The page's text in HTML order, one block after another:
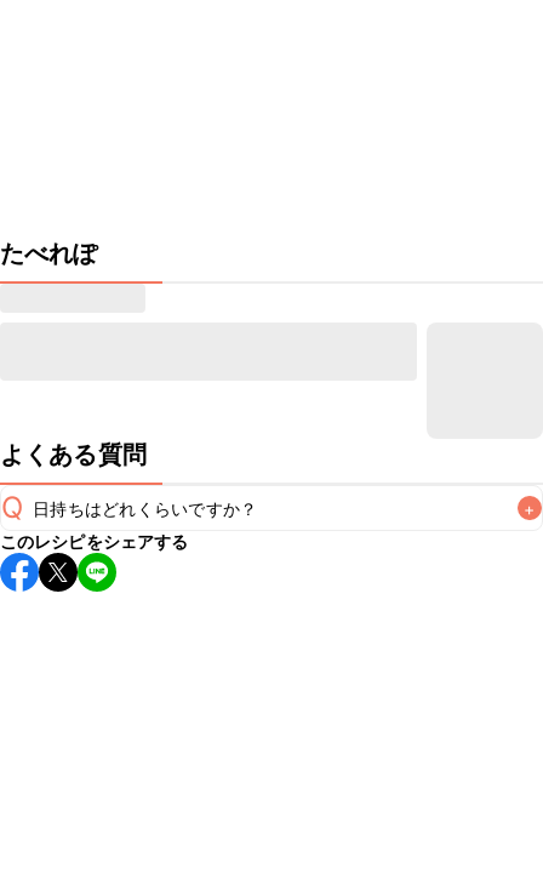
たべれぽ
よくある質問
Q 日持ちはどれくらいですか？ +
保存期間は冷蔵で2~3日が目安です。なるべくお早めにお召
し上がりください。
このレシピをシェアする